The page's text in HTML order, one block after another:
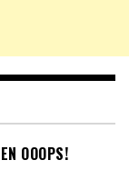
OOOPS!